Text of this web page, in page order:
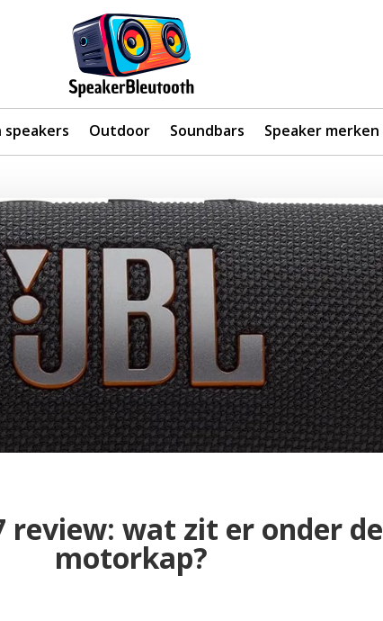
Outdoor Soundbars Speaker merken
review: wat zit er onder de
motorkap?